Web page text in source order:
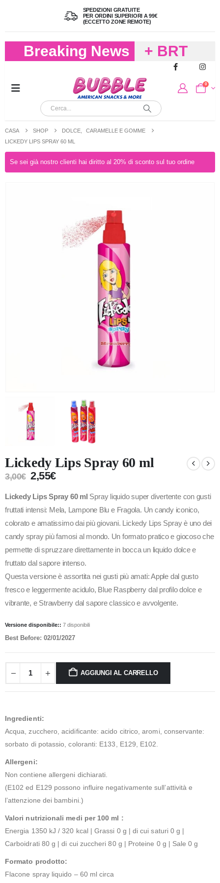
SPEDIZIONI GRATUITE
PER ORDINI SUPERIORI A 99€
(ECCETTO ZONE REMOTE)
Breaking News
+ BRT
FREDDO
PER
0
CASA SHOP DOLCE
CARAMELLE E GOMME
LICKEDY LIPS SPRAY 60 ML
Se sei già nostro clienti hai diritto al 20% di sconto sul tuo ordine
Lickedy Lips Spray 60 ml
3,00€ 2,55€
Lickedy Lips Spray 60 ml Spray liquido super divertente con gusti
fruttati intensi: Mela, Lampone Blu e Fragola. Un candy iconico,
colorato e amatissimo dai più giovani. Lickedy Lips Spray è uno dei
candy spray più famosi al mondo. Un formato pratico e giocoso che
permette di spruzzare direttamente in bocca un liquido dolce e
fruttato dal sapore intenso.
Questa versione è assortita nei gusti più amati: Apple dal gusto
fresco e leggermente acidulo, Blue Raspberry dal profilo dolce e
vibrante, e Strawberry dal sapore classico e avvolgente.
Versione disponibile:: 7 disponibili
Best Before: 02/01/2027
AGGIUNGI AL CARRELLO
Ingredienti:
Acqua, zucchero, acidificante: acido citrico, aromi, conservante:
sorbato di potassio, coloranti: E133, E129, E102.
Allergeni:
Non contiene allergeni dichiarati.
(E102 ed E129 possono influire negativamente sull’attività e
l’attenzione dei bambini.)
Valori nutrizionali medi per 100 ml :
Energia 1350 kJ / 320 kcal | Grassi 0 g | di cui saturi 0 g |
Carboidrati 80 g | di cui zuccheri 80 g | Proteine 0 g | Sale 0 g
Formato prodotto:
Flacone spray liquido – 60 ml circa